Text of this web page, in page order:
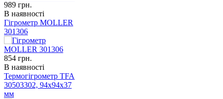
989 грн.
В наявності
Гігрометр MOLLER
301306
854 грн.
В наявності
Термогігрометр TFA
30503302, 94x94x37
мм